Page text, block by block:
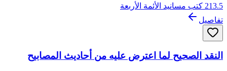
213.5 كتب مسانيد الأئمة الأربعة
تفاصيل
النقد الصحيح لما اعترض عليه من أحاديث المصابيح